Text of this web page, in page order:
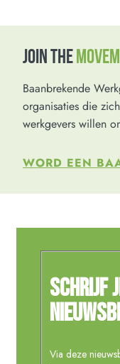
JOIN THE
Baanbrekende
organisaties die
werkgevers willen
WORD EEN